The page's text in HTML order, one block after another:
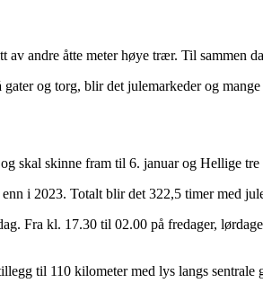
andre åtte meter høye trær. Til sammen
og torg, blir det julemarkeder og mange
skal skinne fram til 6. januar og Hellige tre
i 2023. Totalt blir det 322,5 timer med
Fra kl. 17.30 til 02.00 på fredager,
til 110 kilometer med lys langs sentrale